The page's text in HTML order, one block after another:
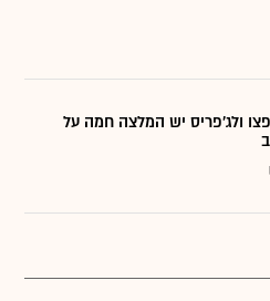
ולג'פריס יש המלצה חמה על